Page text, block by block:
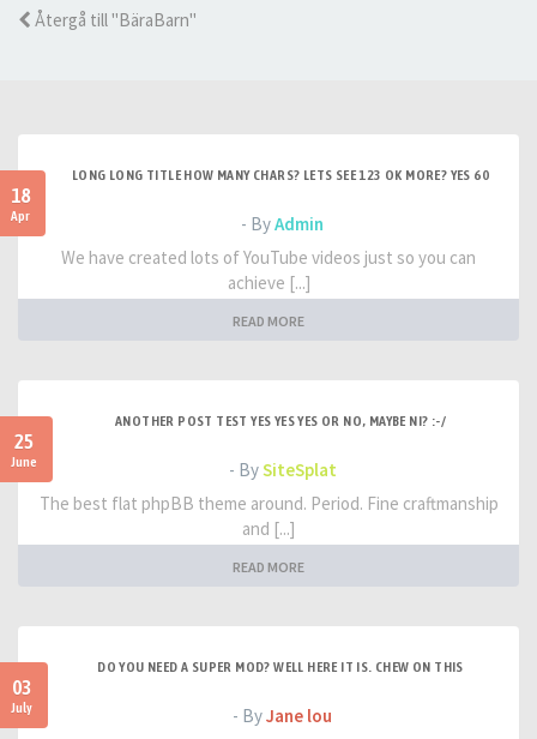
Återgå till "BäraBarn"
18
Apr
LONG LONG TITLE HOW MANY CHARS? LETS SEE 123 OK MORE? YES 60
- ByAdmin
We have created lots of YouTube videos just so you can
achieve [...]
READ MORE
25
June
ANOTHER POST TEST YES YES YES OR NO, MAYBE NI? :-/
- BySiteSplat
The best flat phpBB theme around. Period. Fine craftmanship
and [...]
READ MORE
03
July
DO YOU NEED A SUPER MOD? WELL HERE IT IS. CHEW ON THIS
- ByJane lou